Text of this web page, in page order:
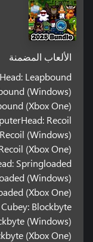
الألعاب المضمنة
Leapbound
(Windows)
(Xbox One)
Recoil
(Windows)
(Xbox One)
Springloaded
(Windows)
(Xbox One)
Cubey: Blockbyte
(Windows)
(Xbox One)